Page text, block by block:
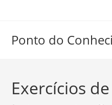
conteúdo
Ponto do
Exercícios